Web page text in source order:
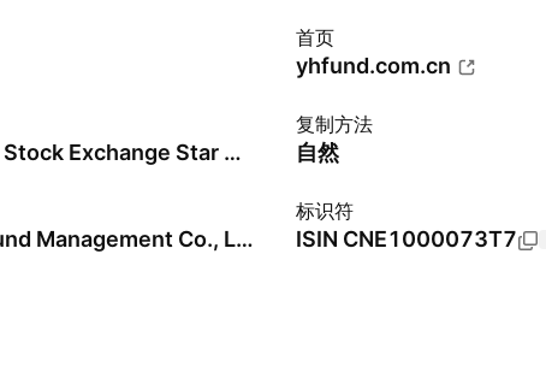
首页
yhfund.com.cn
Shanghai Stock Exchange Star Market Composite Price Index - CNY - Benchmark TR Gross
复制方法
自然
Yinhua Fund Management Co., Ltd.
标识符
ISIN CNE1000073T7